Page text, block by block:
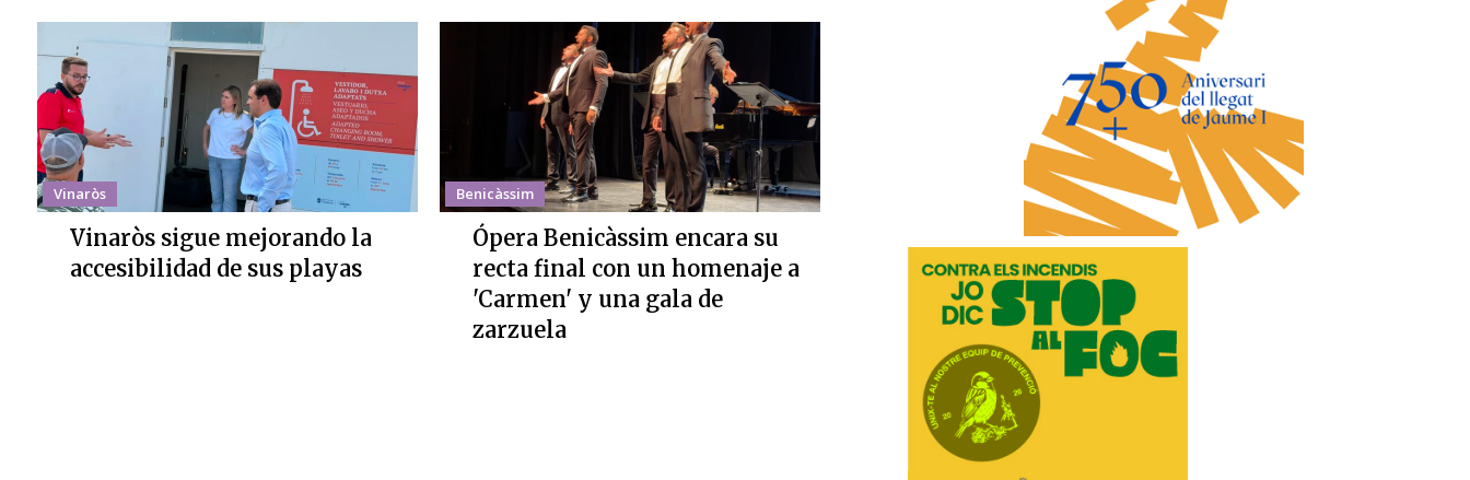
Vinaròs
Vinaròs sigue mejorando la
accesibilidad de sus playas
Benicàssim
Ópera Benicàssim encara su
recta final con un homenaje a
'Carmen' y una gala de
zarzuela